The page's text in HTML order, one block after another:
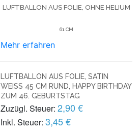
LUFTBALLON AUS FOLIE, OHNE HELIUM
61 CM
Mehr erfahren
LUFTBALLON AUS FOLIE, SATIN
WEISS 45 CM RUND, HAPPY BIRTHDAY Z
UM 46. GEBURTSTAG
Zuzügl. Steuer: 2,90 €
Inkl. Steuer: 3,45 €